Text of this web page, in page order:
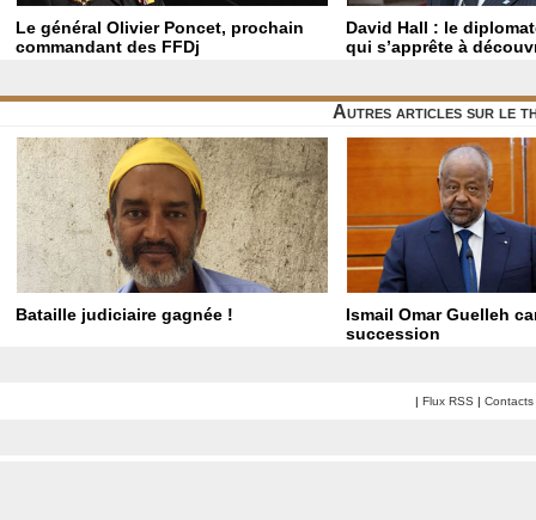
Le général Olivier Poncet, prochain
commandant des FFDj
David Hall : le
qui s’apprête à
Autres articles sur le
Bataille judiciaire gagnée !
Ismail Omar Guelleh
succession
| Flux RSS | Contacts